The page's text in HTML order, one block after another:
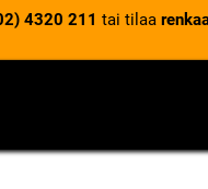
4320 211 tai tilaa